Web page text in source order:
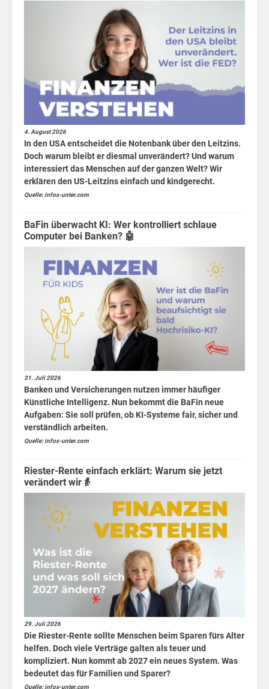
Wirtschaft
für
Kids
Börsen
News
4. August 2026
In den USA entscheidet die Notenbank über den Leitzins.
Doch warum bleibt er diesmal unverändert? Und warum
interessiert das Menschen auf der ganzen Welt? Wir
erklären den US-Leitzins einfach und kindgerecht.
Quelle: infos-unter.com
BaFin überwacht KI: Wer kontrolliert schlaue
Computer bei Banken? 🤖
31. Juli 2026
Banken und Versicherungen nutzen immer häufiger
Künstliche Intelligenz. Nun bekommt die BaFin neue
Aufgaben: Sie soll prüfen, ob KI-Systeme fair, sicher und
verständlich arbeiten.
Quelle: infos-unter.com
Riester-Rente einfach erklärt: Warum sie jetzt
verändert wir👵
29. Juli 2026
Die Riester-Rente sollte Menschen beim Sparen fürs Alter
helfen. Doch viele Verträge galten als teuer und
kompliziert. Nun kommt ab 2027 ein neues System. Was
bedeutet das für Familien und Sparer?
Quelle: infos-unter.com